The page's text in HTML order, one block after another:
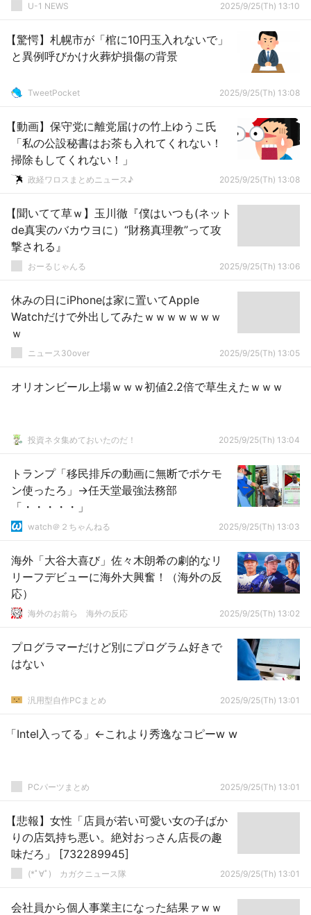
U-1 NEWS 2025/9/25(Th) 13:10
【驚愕】札幌市が「棺に10円玉入れないで」
と異例呼びかけ火葬炉損傷の背景
TweetPocket 2025/9/25(Th) 13:08
【動画】保守党に離党届けの竹上ゆうこ氏
「私の公設秘書はお茶も入れてくれない！
掃除もしてくれない！」
政経ワロスまとめニュース♪ 2025/9/25(Th) 13:08
【聞いてて草ｗ】玉川徹『僕はいつも(ネット
de真実のバカウヨに）“財務真理教”って攻
撃される』
おーるじゃんる 2025/9/25(Th) 13:06
休みの日にiPhoneは家に置いてApple
Watchだけで外出してみたｗｗｗｗｗｗｗ
ｗ
ニュース30over 2025/9/25(Th) 13:05
オリオンビール上場ｗｗｗ初値2.2倍で草生えたｗｗｗ
投資ネタ集めておいたのだ！ 2025/9/25(Th) 13:04
トランプ「移民排斥の動画に無断でポケモ
ン使ったろ」→任天堂最強法務部
「・・・・・」
watch＠２ちゃんねる 2025/9/25(Th) 13:03
海外「大谷大喜び」佐々木朗希の劇的なリ
リーフデビューに海外大興奮！（海外の反
応）
海外のお前ら 海外の反応 2025/9/25(Th) 13:02
プログラマーだけど別にプログラム好きで
はない
汎用型自作PCまとめ 2025/9/25(Th) 13:01
「Intel入ってる」←これより秀逸なコピーw w
PCパーツまとめ 2025/9/25(Th) 13:01
【悲報】女性「店員が若い可愛い女の子ばか
りの店気持ち悪い。絶対おっさん店長の趣
味だろ」 [732289945]
(*ﾟ∀ﾟ)ゞカガクニュース隊 2025/9/25(Th) 13:01
会社員から個人事業主になった結果ァｗｗ